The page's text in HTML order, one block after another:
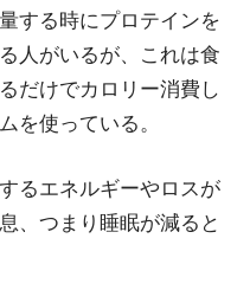
する時にプロテインを
人がいるが、これは食
だけでカロリー消費し
を使っている。
るエネルギーやロスが
、つまり睡眠が減ると